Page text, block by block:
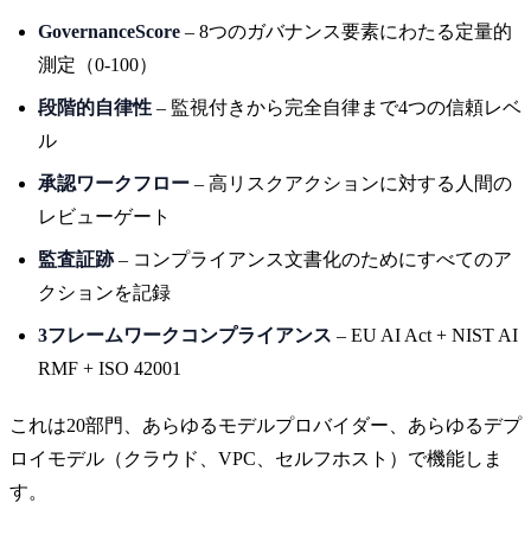
GovernanceScore – 8つのガバナンス要素にわたる定量的
測定（0-100）
段階的自律性 – 監視付きから完全自律まで4つの信頼レベ
ル
承認ワークフロー – 高リスクアクションに対する人間の
レビューゲート
監査証跡– コンプライアンス文書化のためにすべてのア
クションを記録
3フレームワークコンプライアンス – EU AI Act + NIST AI
RMF + ISO 42001
これは20部門、あらゆるモデルプロバイダー、あらゆるデプ
ロイモデル（クラウド、VPC、セルフホスト）で機能しま
す。